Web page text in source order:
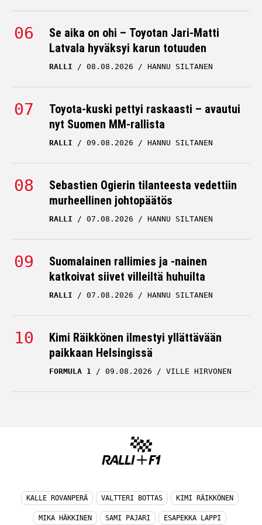
Se aika on ohi – Toyotan Jari-Matti
Latvala hyväksyi karun totuuden
RALLI 08.08.2026 HANNU SILTANEN
Toyota-kuski pettyi raskaasti – avautui
nyt Suomen MM-rallista
RALLI 09.08.2026 HANNU SILTANEN
Sebastien Ogierin tilanteesta vedettiin
murheellinen johtopäätös
RALLI 07.08.2026 HANNU SILTANEN
Suomalainen rallimies ja -nainen
katkoivat siivet villeiltä huhuilta
RALLI 07.08.2026 HANNU SILTANEN
Kimi Räikkönen ilmestyi yllättävään
paikkaan Helsingissä
FORMULA 1 09.08.2026 VILLE HIRVONEN
KALLE ROVANPERÄ VALTTERI BOTTAS KIMI RÄIKKÖNEN
MIKA HÄKKINEN SAMI PAJARI ESAPEKKA LAPPI